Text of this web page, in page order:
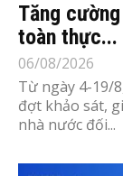
Tăng
toàn thực...
06/08/2026
Từ ngày 4-19/
đợt khảo sát,
nhà nước đối...